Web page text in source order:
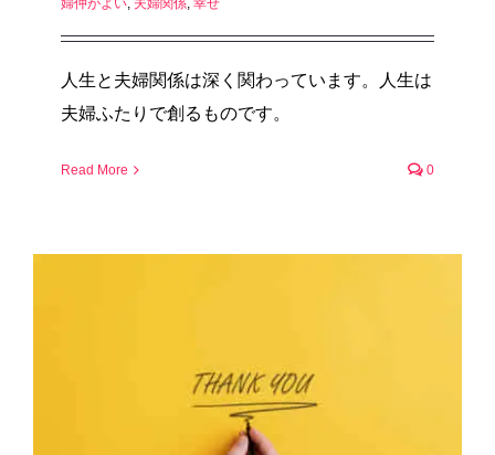
人生と夫婦関係は深く関わっています。人生は
夫婦ふたりで創るものです。
Read More 0